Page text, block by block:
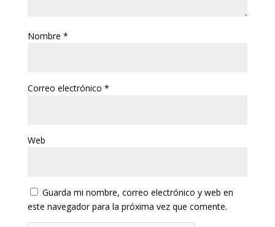
Nombre *
Correo electrónico *
Web
Guarda mi nombre, correo electrónico y web en
este navegador para la próxima vez que comente.